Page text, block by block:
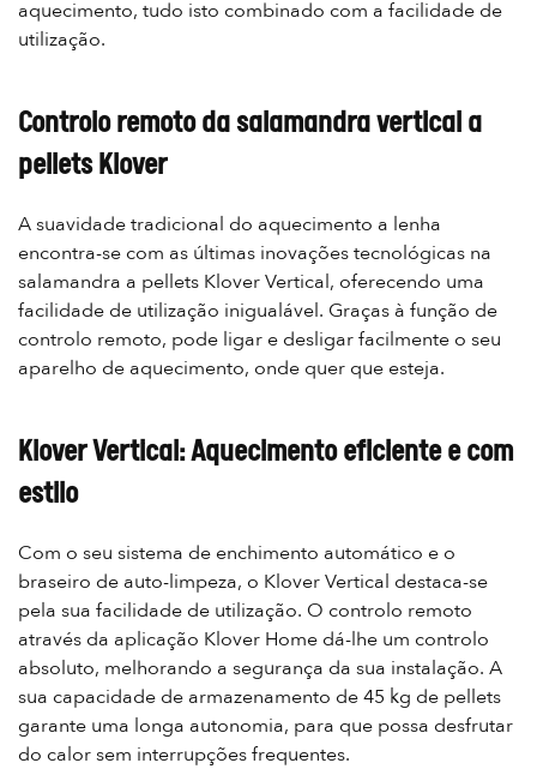
aquecimento, tudo isto combinado com a facilidade de
utilização.
Controlo remoto da salamandra vertical a
pellets Klover
A suavidade tradicional do aquecimento a lenha
encontra-se com as últimas inovações tecnológicas na
salamandra a pellets Klover Vertical, oferecendo uma
facilidade de utilização inigualável. Graças à função de
controlo remoto, pode ligar e desligar facilmente o seu
aparelho de aquecimento, onde quer que esteja.
Klover Vertical: Aquecimento eficiente e com
estilo
Com o seu sistema de enchimento automático e o
braseiro de auto-limpeza, o Klover Vertical destaca-se
pela sua facilidade de utilização. O controlo remoto
através da aplicação Klover Home dá-lhe um controlo
absoluto, melhorando a segurança da sua instalação. A
sua capacidade de armazenamento de 45 kg de pellets
garante uma longa autonomia, para que possa desfrutar
do calor sem interrupções frequentes.